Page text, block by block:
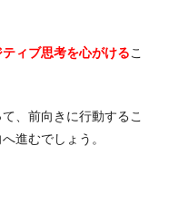
ィブ思考を心がけるこ
、前向きに行動するこ
進むでしょう。